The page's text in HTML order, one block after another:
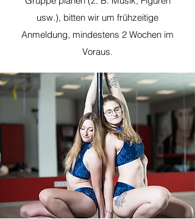
usw.), bitten wir um frühzeitige
Anmeldung, mindestens 2 Wochen im
Voraus.